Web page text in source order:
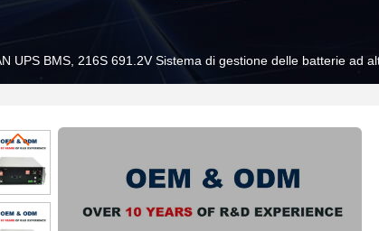
UPS BMS, 216S 691.2V Sistema di gestione delle batterie ad